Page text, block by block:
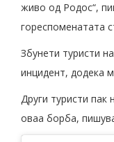
живо од Родос“,
гореспоменатата
Збунети туристи
инцидент, додека
Други туристи пак
оваа борба,